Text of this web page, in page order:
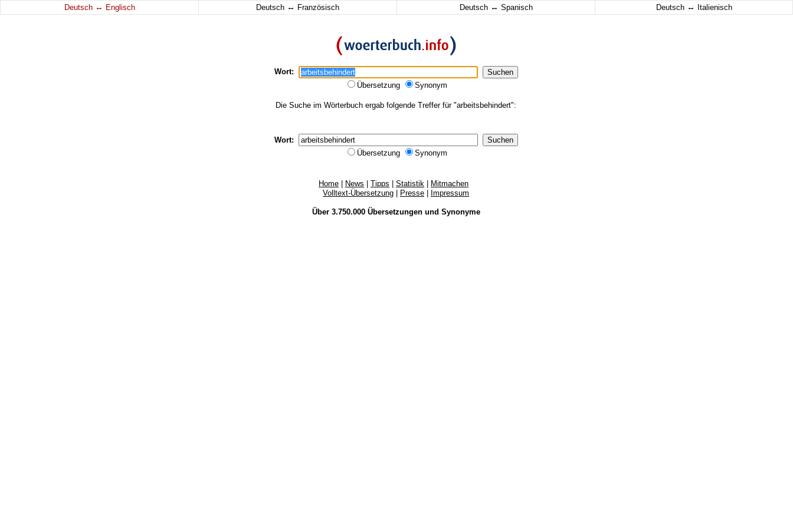
Deutsch ↔ Englisch Deutsch ↔ Französisch Deutsch ↔ Spanisch Deutsch ↔ Italienisch
Wort:
Übersetzung
Synonym
Die Suche im Wörterbuch ergab folgende Treffer für "arbeitsbehindert":
Wort:
Übersetzung
Synonym
Home News Tipps Statistik
Mitmachen
Volltext-Übersetzung
Presse Impressum
Über 3.750.000 Übersetzungenund Synonyme